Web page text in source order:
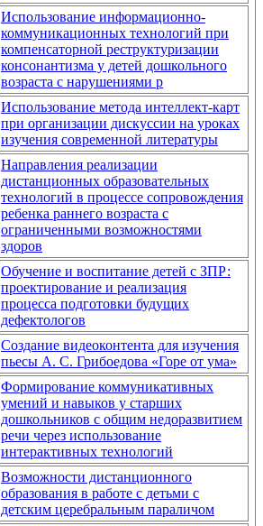
Использование информационно-
коммуникационных технологий при
компенсаторной реструктуризации
консонантизма у детей дошкольного
возраста с нарушениями р
Использование метода интеллект-карт
при организации дискуссии на уроках
изучения современной литературы
Направления реализации
дистанционных образовательных
технологий в процессе сопровождения
ребенка раннего возраста с
ограниченными возможностями
здоров
Обучение и воспитание детей с ЗПР:
проектирование и реализация
процесса подготовки будущих
дефектологов
Создание видеоконтента для изучения
пьесы А. С. Грибоедова «Горе от ума»
Формирование коммуникативных
умений и навыков у старших
дошкольников с общим недоразвитием
речи через использование
интерактивных технологий
Возможности дистанционного
образования в работе с детьми с
детским церебральным параличом